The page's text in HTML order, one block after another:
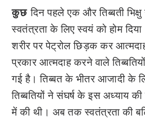
कुछदिन पहले एक और तिब्बती
स्वतंत्रता के लिए स्वयं को होम
शरीर पर पेट्रोल छिड़क कर
प्रकार आत्मदाह करने वाले
गई है। तिब्बत के भीतर आजादी के
तिब्बतियों ने संघर्ष के इस अध्याय
में की थी। अब तक स्वतंत्रता की